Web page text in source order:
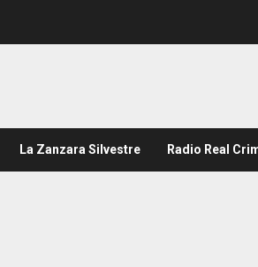
La Zanzara Silvestre Radio Real